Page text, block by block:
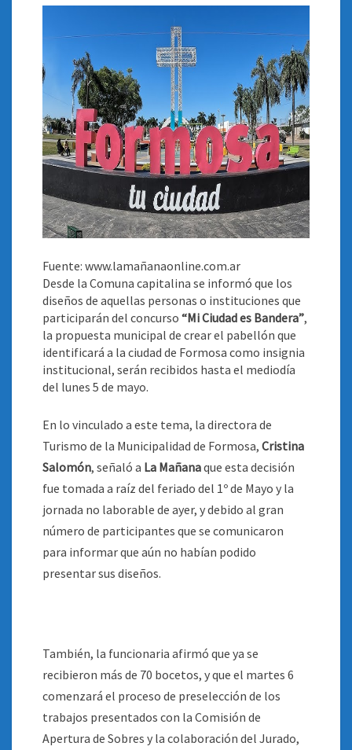
Fuente: www.lamañanaonline.com.ar
Desde la Comuna capitalina se informó que los
diseños de aquellas personas o instituciones que
participarán del concurso “Mi Ciudad es Bandera”,
la propuesta municipal de crear el pabellón que
identificará a la ciudad de Formosa como insignia
institucional, serán recibidos hasta el mediodía
del lunes 5 de mayo.
En lo vinculado a este tema, la directora de
Turismo de la Municipalidad de Formosa, Cristina
Salomón, señaló a La Mañanaque esta decisión
fue tomada a raíz del feriado del 1º de Mayo y la
jornada no laborable de ayer, y debido al gran
número de participantes que se comunicaron
para informar que aún no habían podido
presentar sus diseños.
También, la funcionaria afirmó que ya se
recibieron más de 70 bocetos, y que el martes 6
comenzará el proceso de preselección de los
trabajos presentados con la Comisión de
Apertura de Sobres y la colaboración del Jurado,